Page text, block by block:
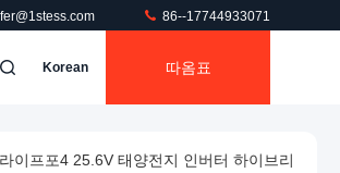
86--17744933071
Korean 따옴표
라이프포4 25.6V 태양전지 인버터 하이브리